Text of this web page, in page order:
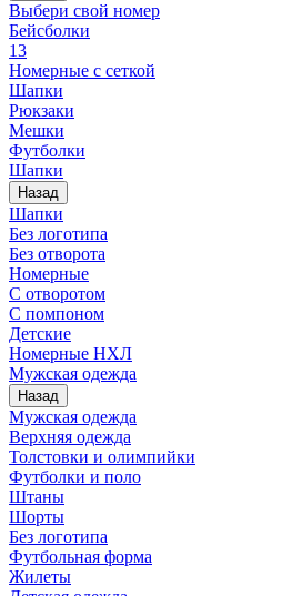
Выбери свой номер
Бейсболки
13
Номерные с сеткой
Шапки
Рюкзаки
Мешки
Футболки
Шапки
Назад
Шапки
Без логотипа
Без отворота
Номерные
С отворотом
С помпоном
Детские
Номерные НХЛ
Мужская одежда
Назад
Мужская одежда
Верхняя одежда
Толстовки и олимпийки
Футболки и поло
Штаны
Шорты
Без логотипа
Футбольная форма
Жилеты